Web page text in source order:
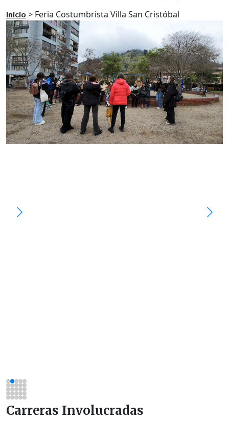
Inicio > Feria Costumbrista Villa San Cristóbal
Carreras Involucradas